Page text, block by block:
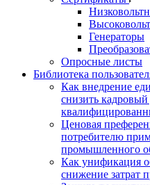
Генераторы
Опросные листы
Библиотека
Как внедрение
снизить
Ценовая
потребителю
промышленного
Как унификация
снижение затрат